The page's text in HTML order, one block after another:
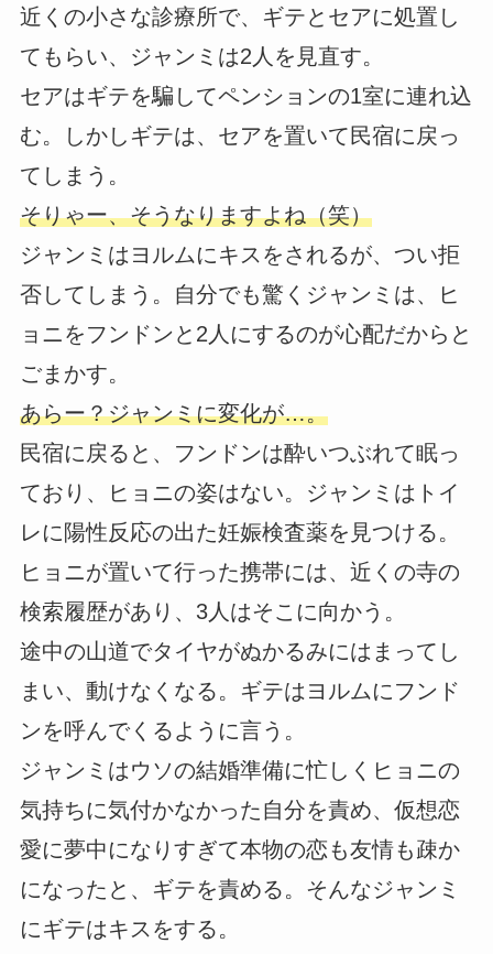
近くの小さな診療所で、ギテとセアに処置し
てもらい、ジャンミは2人を見直す。
セアはギテを騙してペンションの1室に連れ込
む。しかしギテは、セアを置いて民宿に戻っ
てしまう。
そりゃー、そうなりますよね（笑）
ジャンミはヨルムにキスをされるが、つい拒
否してしまう。自分でも驚くジャンミは、ヒ
ョニをフンドンと2人にするのが心配だからと
ごまかす。
あらー？ジャンミに変化が…。
民宿に戻ると、フンドンは酔いつぶれて眠っ
ており、ヒョニの姿はない。ジャンミはトイ
レに陽性反応の出た妊娠検査薬を見つける。
ヒョニが置いて行った携帯には、近くの寺の
検索履歴があり、3人はそこに向かう。
途中の山道でタイヤがぬかるみにはまってし
まい、動けなくなる。ギテはヨルムにフンド
ンを呼んでくるように言う。
ジャンミはウソの結婚準備に忙しくヒョニの
気持ちに気付かなかった自分を責め、仮想恋
愛に夢中になりすぎて本物の恋も友情も疎か
になったと、ギテを責める。そんなジャンミ
にギテはキスをする。